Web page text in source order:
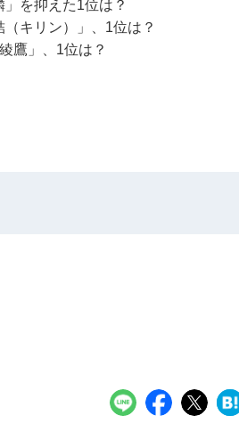
を抑えた1位は？
キリン）」、1位は？
鷹」、1位は？